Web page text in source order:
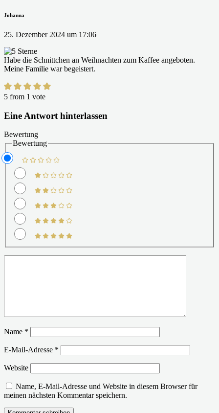
Johanna
25. Dezember 2024 um 17:06
Habe die Schnittchen an Weihnachten zum Kaffee angeboten.
Meine Familie war begeistert.
5 from 1 vote
Eine Antwort hinterlassen
Bewertung
Bewertung
Name *
E-Mail-Adresse *
Website
Name, E-Mail-Adresse und Website in diesem Browser für
meinen nächsten Kommentar speichern.